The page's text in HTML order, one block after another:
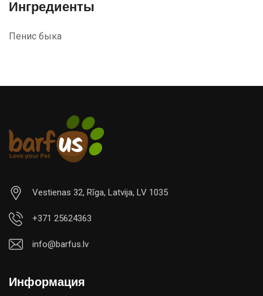
Ингредиенты
Пенис быка
Vestienas 32, Rīga, Latvija, LV 1035
+371 25624363
info@barfus.lv
Информация